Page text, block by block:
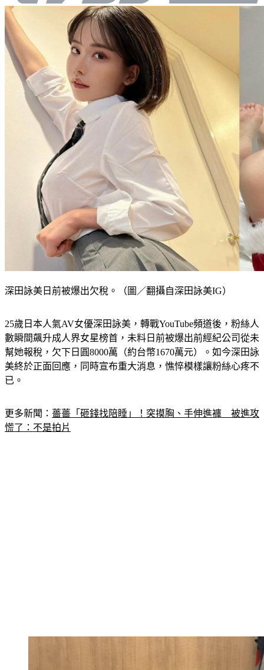
深田詠美日前被爆出欠稅。（圖／翻攝自深田詠美IG）
25歲日本人氣AV女優深田詠美，轉戰YouTube頻道後，粉絲人
數瞬間飆升成人界女星榜首，未料日前被爆出前經紀公司從未
幫她報稅，欠下日圓8000萬（約台幣1670萬元）。如今深田詠
美終於正面回應，同時宣布重大消息，憔悴模樣讓粉絲心疼不
已。
更多新聞： 薔薔「砸錢找陪睡」！突摸胸、手伸進褲　被進攻
慌了：不是拍片